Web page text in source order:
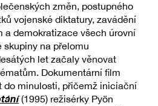
změn, postupného
vojenské diktatury, zavádění
a demokratizace všech úrovní
na přelomu
let začaly věnovat
Dokumentární film
do minulosti, přičemž iniciační
(1995) režisérky Pyön